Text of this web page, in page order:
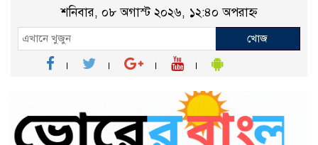
শনিবার, ০৮ অগাস্ট ২০২৬, ১২:৪০ অপরাহ্ন
খোজ